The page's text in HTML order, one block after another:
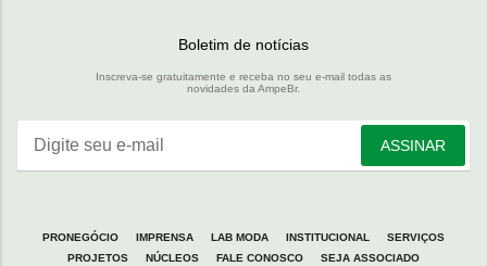
Boletim de notícias
Inscreva-se gratuitamente e receba no seu e-mail todas as
novidades da AmpeBr.
Digite seu e-mail ASSINAR
PRONEGÓCIO IMPRENSA LAB MODA INSTITUCIONAL
SERVIÇOS
PROJETOS
NÚCLEOS FALE CONOSCO SEJA ASSOCIADO